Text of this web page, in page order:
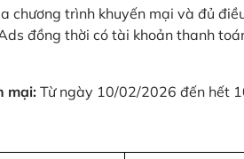
chương trình khuyến mại và đủ
đồng thời có tài khoản thanh
mại: Từ ngày 10/02/2026 đến hết